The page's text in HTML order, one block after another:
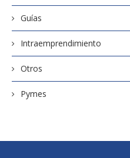
Guías
Intraemprendimiento
Otros
Pymes